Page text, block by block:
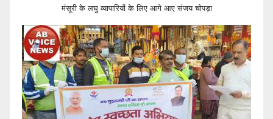
मंसूरी के लघु व्यापारियों के लिए आगे आए संजय चोपड़ा